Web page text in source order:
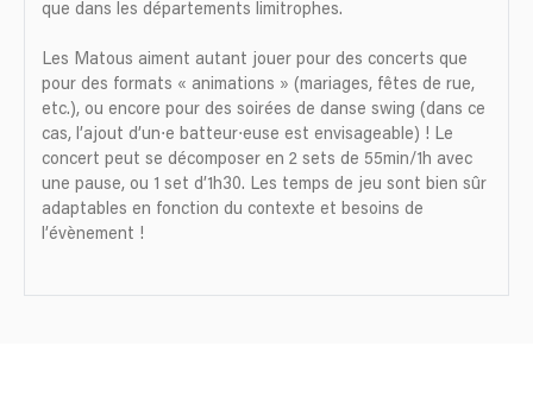
que dans les départements limitrophes.
Les Matous aiment autant jouer pour des concerts que
pour des formats « animations » (mariages, fêtes de rue,
etc.), ou encore pour des soirées de danse swing (dans ce
cas, l’ajout d’un⋅e batteur⋅euse est envisageable) ! Le
concert peut se décomposer en 2 sets de 55min/1h avec
une pause, ou 1 set d’1h30. Les temps de jeu sont bien sûr
adaptables en fonction du contexte et besoins de
l’évènement !